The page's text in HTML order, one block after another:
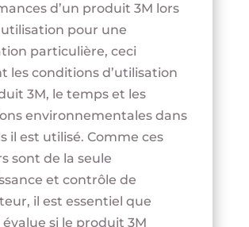
d’un produit 3M lors
pour une
particulière, ceci
les conditions d’utilisation
3M, le temps et les
environnementales dans
il est utilisé. Comme ces
sont de la seule
et contrôle de
il est essentiel que
si le produit 3M